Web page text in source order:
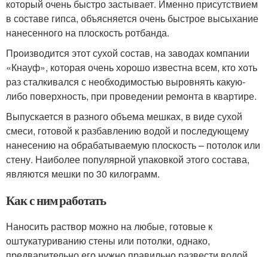
который очень быстро застывает. Именно присутствием
в составе гипса, объясняется очень быстрое высыхание
нанесенного на плоскость ротбанда.
Производится этот сухой состав, на заводах компании
«Кнауф», которая очень хорошо известна всем, кто хоть
раз сталкивался с необходимостью выровнять какую-
либо поверхность, при проведении ремонта в квартире.
Выпускается в разного объема мешках, в виде сухой
смеси, готовой к разбавлению водой и последующему
нанесению на обрабатываемую плоскость – потолок или
стену. Наиболее популярной упаковкой этого состава,
являются мешки по 30 килограмм.
Как с ним работать
Наносить раствор можно на любые, готовые к
оштукатуриванию стены или потолки, однако,